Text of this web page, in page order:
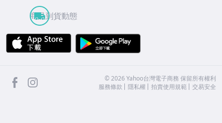
商品到貨動態
APP Store
facebook ©2026 Yahoo台灣電子商務 保留所有權利
服務條款
隱私權 拍賣使用規範 交易安全